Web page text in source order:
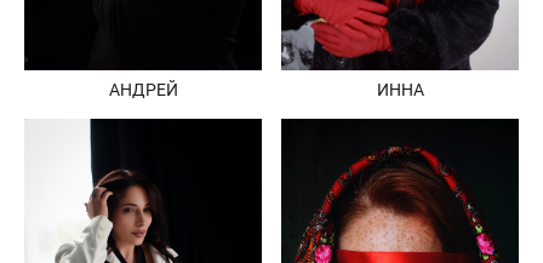
АНДРЕЙ ИННА